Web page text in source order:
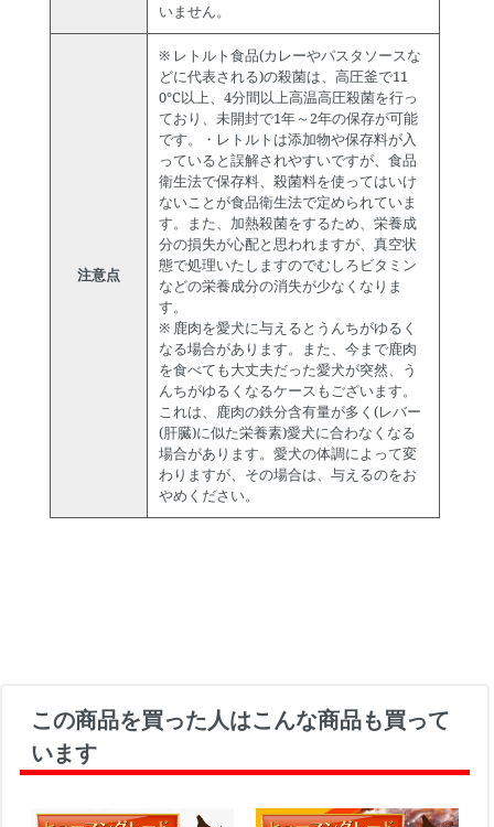
いません。
注意点
※ レトルト食品(カレーやパスタソースな
どに代表される)の殺菌は、高圧釜で11
0℃以上、4分間以上高温高圧殺菌を行っ
ており、未開封で1年～2年の保存が可能
です。・レトルトは添加物や保存料が入
っていると誤解されやすいですが、食品
衛生法で保存料、殺菌料を使ってはいけ
ないことが食品衛生法で定められていま
す。また、加熱殺菌をするため、栄養成
分の損失が心配と思われますが、真空状
態で処理いたしますのでむしろビタミン
などの栄養成分の消失が少なくなりま
す。
※ 鹿肉を愛犬に与えるとうんちがゆるく
なる場合があります。また、今まで鹿肉
を食べても大丈夫だった愛犬が突然、う
んちがゆるくなるケースもございます。
これは、鹿肉の鉄分含有量が多く(レバー
(肝臓)に似た栄養素)愛犬に合わなくなる
場合があります。愛犬の体調によって変
わりますが、その場合は、与えるのをお
やめください。
この商品を買った人はこんな商品も買って
います